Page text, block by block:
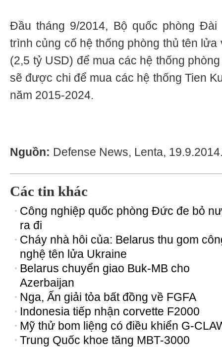
Đầu tháng 9/2014, Bộ quốc phòng
trình củng cố hệ thống phòng thủ tên
(2,5 tỷ USD) để mua các hệ thống
sẽ được chi để mua các hệ thống Tien
năm 2015-2024.
Nguồn: Defense News, Lenta,
Các tin khác
Công nghiệp quốc phòng Đức đe bỏ
ra đi
Cháy nhà hôi của: Belarus thu gom
nghệ tên lửa Ukraine
Belarus chuyển giao Buk-MB cho
Azerbaijan
Nga, Ấn giải tỏa bất đồng về FGFA
Indonesia tiếp nhận corvette F2000
Mỹ thử bom liệng có điều khiển G-
Trung Quốc khoe tăng MBT-3000